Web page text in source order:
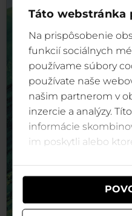
Táto webstránka
Na prispôsobenie
funkcií sociálnych
používame súbory
používate naše
našim partnerom v
inzercie a analýzy.
informácie
im poskytli alebo